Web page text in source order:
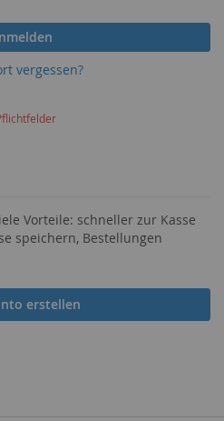
vergessen?
Vorteile: schneller zur Kasse
speichern, Bestellungen
erstellen